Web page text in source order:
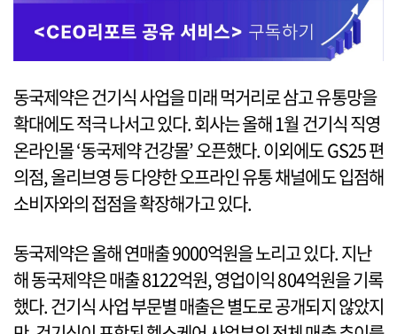
동국제약은 건기식 사업을 미래 먹거리로 삼고 유통망을
확대에도 적극 나서고 있다. 회사는 올해 1월 건기식 직영
온라인몰 ‘동국제약 건강몰’ 오픈했다. 이외에도 GS25 편
의점, 올리브영 등 다양한 오프라인 유통 채널에도 입점해
소비자와의 접점을 확장해가고 있다.
동국제약은 올해 연매출 9000억원을 노리고 있다. 지난
해 동국제약은 매출 8122억원, 영업이익 804억원을 기록
했다. 건기식 사업 부문별 매출은 별도로 공개되지 않았지